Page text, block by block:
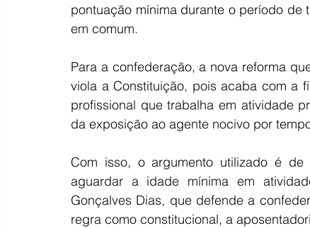
pontuação mínima durante o período
em comum.
Para a confederação, a nova reforma
viola a Constituição, pois acaba com a
profissional que trabalha em atividade
da exposição ao agente nocivo por
Com isso, o argumento utilizado é
aguardar a idade mínima em
Gonçalves Dias, que defende a
regra como constitucional, a